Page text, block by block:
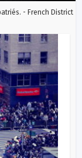
- French District